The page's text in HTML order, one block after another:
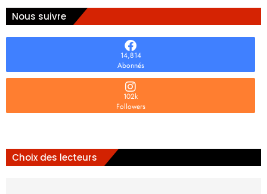
Nous suivre
14,814
Abonnés
102k
Followers
Choix des lecteurs